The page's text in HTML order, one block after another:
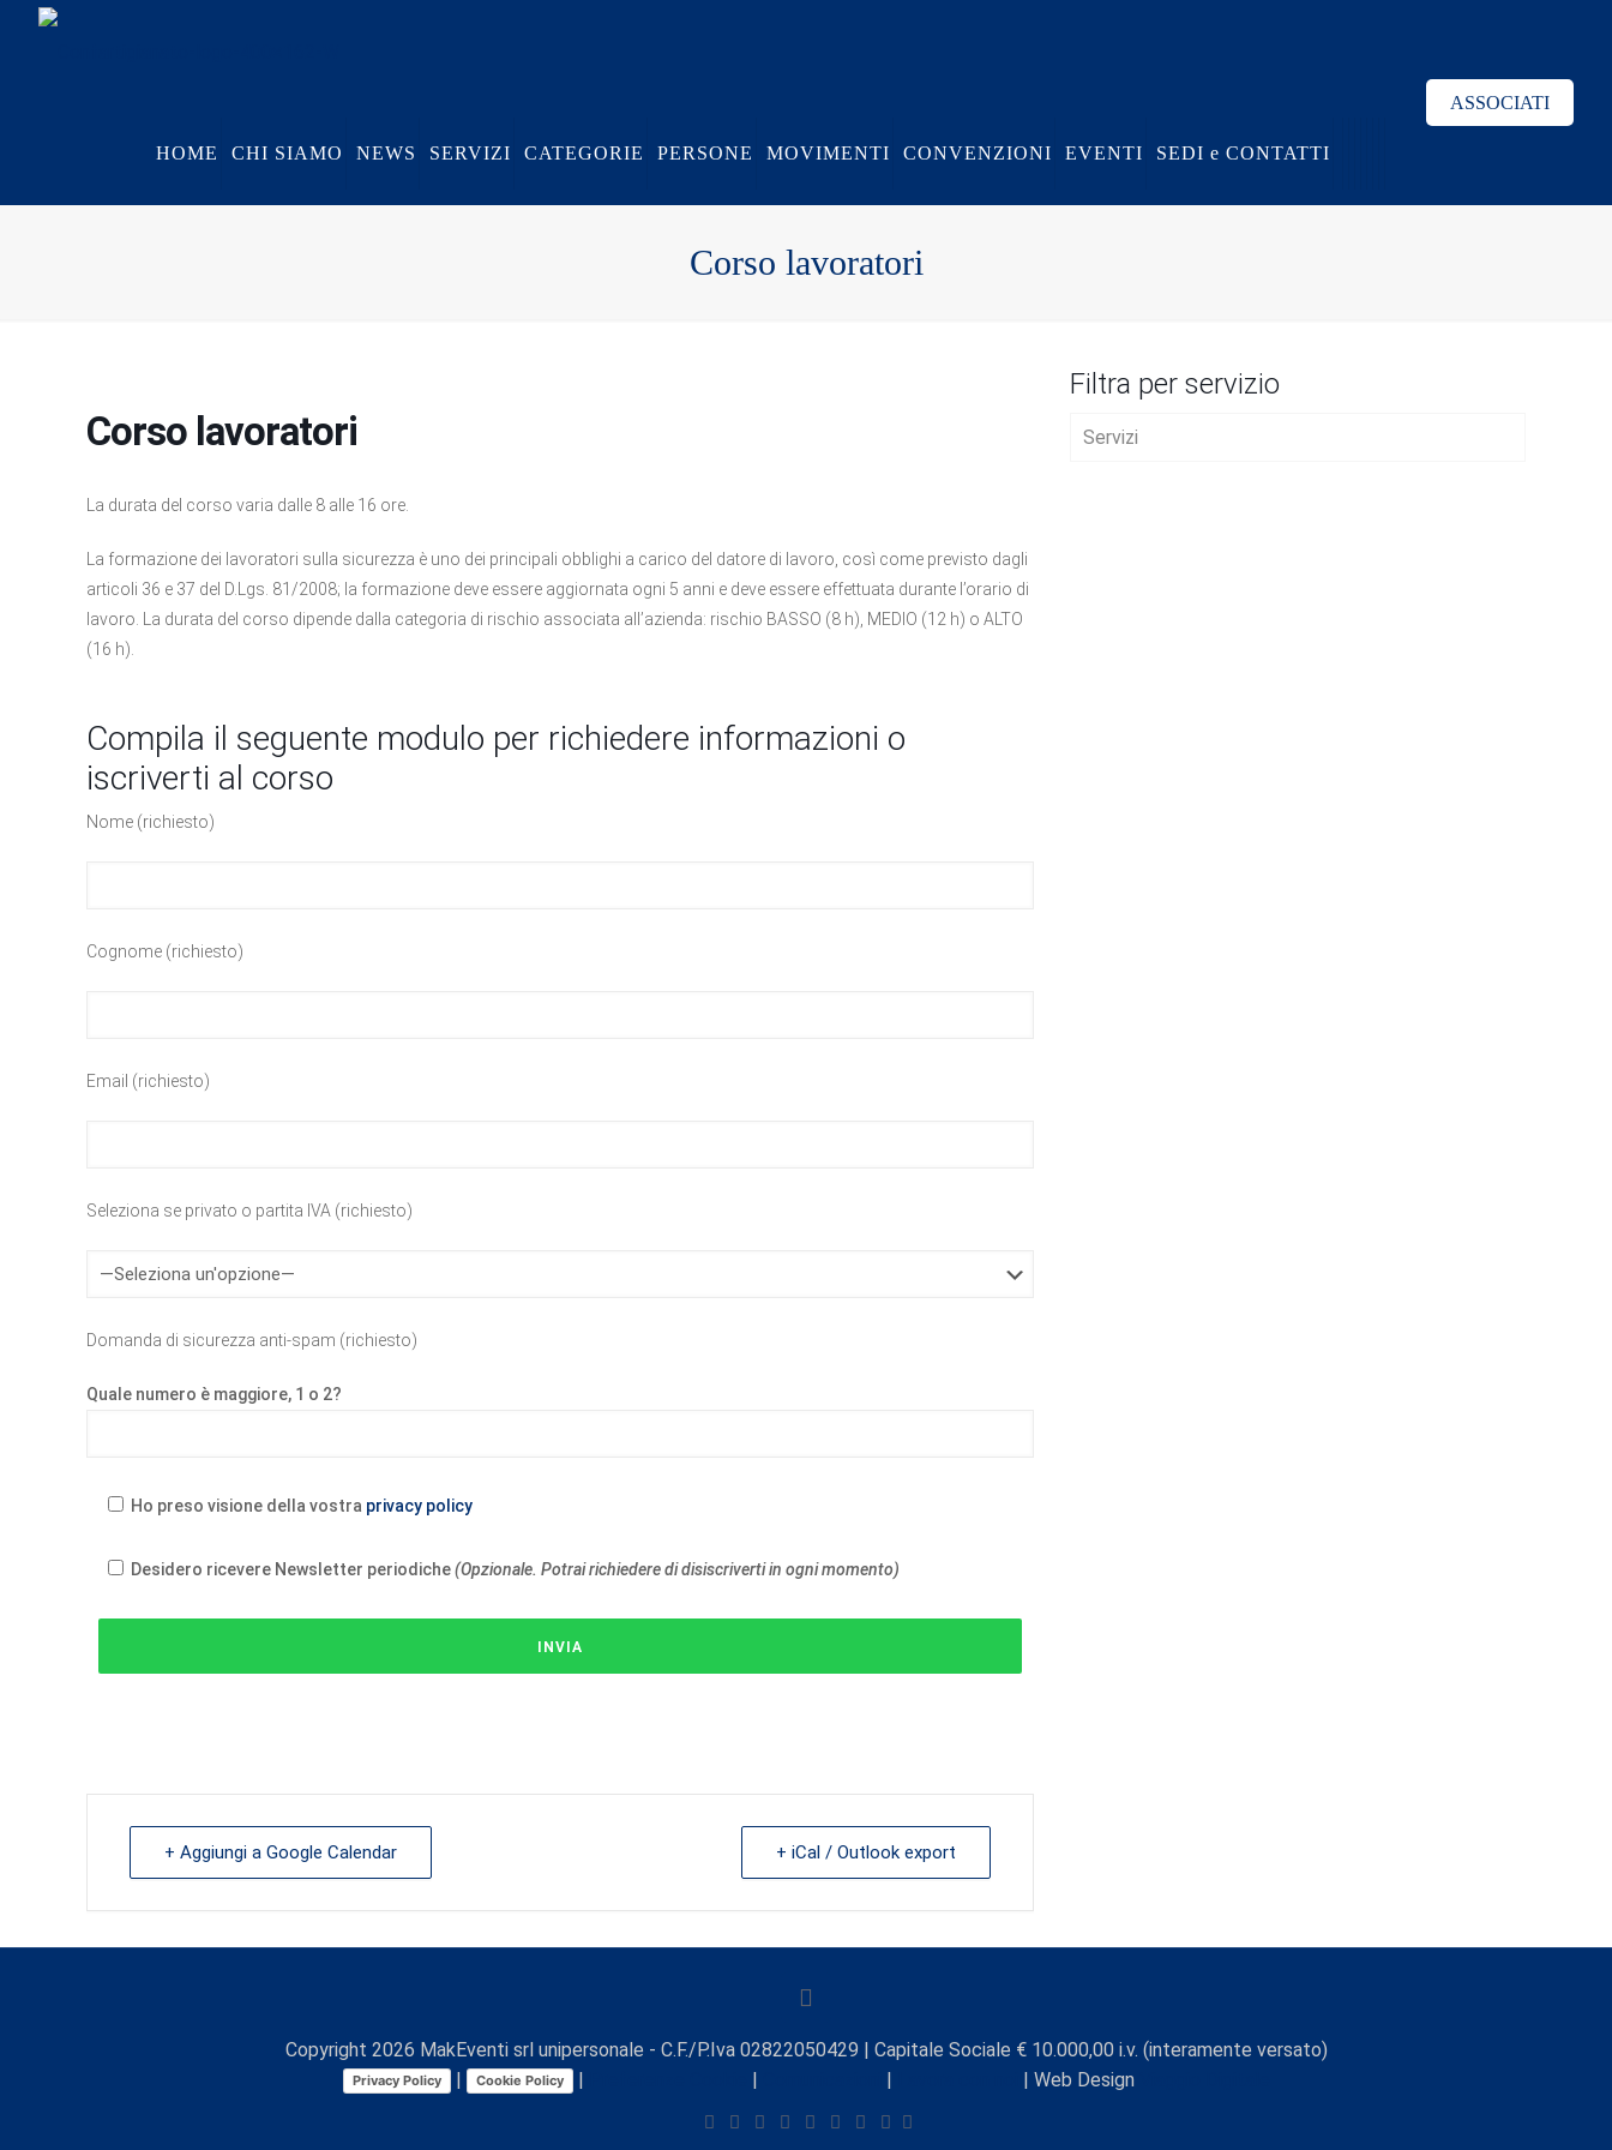
HOME CHI SIAMO NEWS SERVIZI CATEGORIE PERSONE MOVIMENTI CONVENZIONI EVENTI SEDI e CONTATTI
ASSOCIATI
Corso lavoratori
Corso lavoratori
La durata del corso varia dalle 8 alle 16 ore.
La formazione dei lavoratori sulla sicurezza è uno dei principali obblighi a carico del datore di lavoro, così come previsto dagli
articoli 36 e 37 del D.Lgs. 81/2008; la formazione deve essere aggiornata ogni 5 anni e deve essere effettuata durante l’orario di
lavoro. La durata del corso dipende dalla categoria di rischio associata all’azienda: rischio BASSO (8 h), MEDIO (12 h) o ALTO
(16 h).
Compila il seguente modulo per richiedere informazioni o
iscriverti al corso
Nome (richiesto)
Cognome (richiesto)
Email (richiesto)
Seleziona se privato o partita IVA (richiesto)
Domanda di sicurezza anti-spam (richiesto)
Quale numero è maggiore, 1 o 2?
Ho preso visione della vostra privacy policy
Desidero ricevere Newsletter periodiche(Opzionale. Potrai richiedere di disiscriverti in ogni momento)
+ Aggiungi a Google Calendar + iCal / Outlook export
Filtra per servizio
Servizi
Copyright 2026 MakEventi srl unipersonale - C.F./P.Iva 02822050429 | Capitale Sociale € 10.000,00 i.v. (interamente versato)
Privacy Policy | Cookie Policy | | | | Web Design